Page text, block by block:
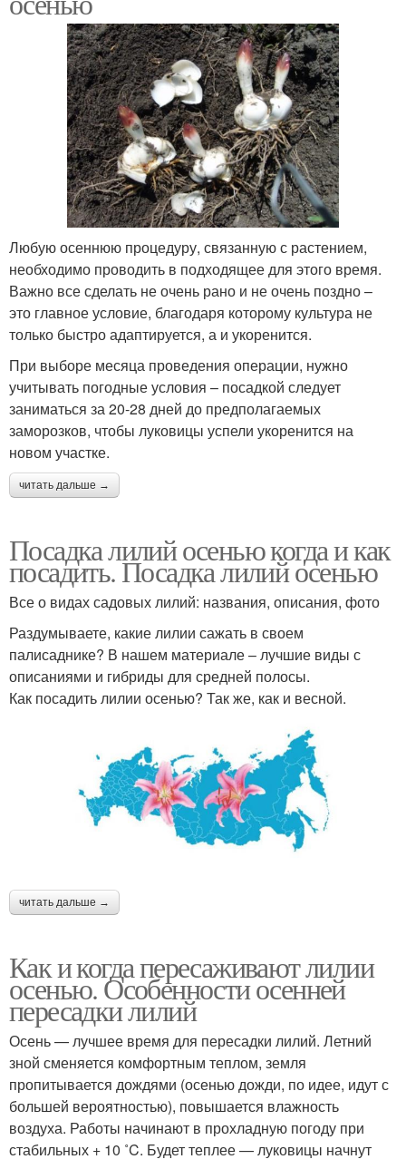
Любую осеннюю процедуру, связанную с растением,
необходимо проводить в подходящее для этого время.
Важно все сделать не очень рано и не очень поздно –
это главное условие, благодаря которому культура не
только быстро адаптируется, а и укоренится.
При выборе месяца проведения операции, нужно
учитывать погодные условия – посадкой следует
заниматься за 20-28 дней до предполагаемых
заморозков, чтобы луковицы успели укоренится на
новом участке.
читать дальше →
Посадка лилий осенью когда и как
посадить. Посадка лилий осенью
Все о видах садовых лилий: названия, описания, фото
Раздумываете, какие лилии сажать в своем
палисаднике? В нашем материале – лучшие виды с
описаниями и гибриды для средней полосы.
Как посадить лилии осенью? Так же, как и весной.
читать дальше →
Как и когда пересаживают лилии
осенью. Особенности осенней
пересадки лилий
Осень — лучшее время для пересадки лилий. Летний
зной сменяется комфортным теплом, земля
пропитывается дождями (осенью дожди, по идее, идут с
большей вероятностью), повышается влажность
воздуха. Работы начинают в прохладную погоду при
стабильных + 10 ˚C. Будет теплее — луковицы начнут